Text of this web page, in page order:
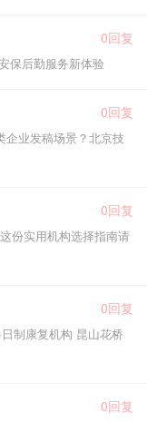
0回复
保后勤服务新体验
0回复
业发稿场景？北京技
0回复
份实用机构选择指南请
0回复
制康复机构 昆山花桥
0回复